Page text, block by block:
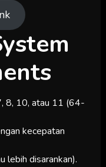
8, 10, atau 11 (64-
kecepatan
lebih disarankan).